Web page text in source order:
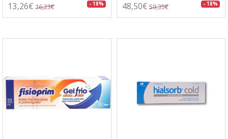
13,26€ 16,23€ - 18% 48,50€ 59,35€ - 18%